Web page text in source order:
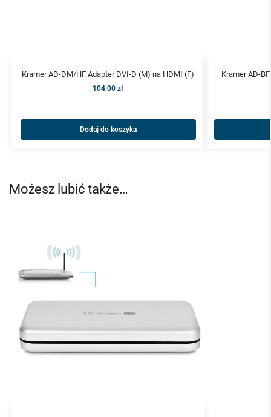
Kramer AD-DM/HF Adapter DVI-D (M) na HDMI (F)
104.00zł
Dodaj do koszyka
Kramer AD-
Możesz lubić także…